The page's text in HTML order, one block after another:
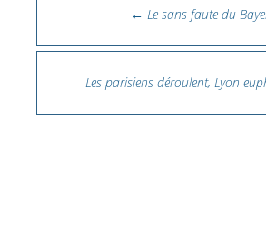
← Le sans faute du
Les parisiens déroulent, Lyon